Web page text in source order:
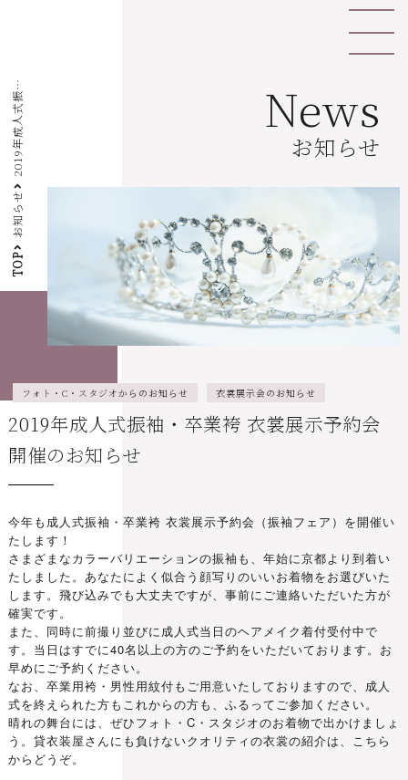
News
お知らせ
TOP
お知らせ
振
せ
フォト・C・スタジオからのお知らせ 衣裳展示会のお知らせ
2019年成人式振袖・卒業袴 衣裳展示予約会
開催のお知らせ
今年も成人式振袖・卒業袴 衣裳展示予約会（振袖フェア）を開催い
たします！
さまざまなカラーバリエーションの振袖も、年始に京都より到着い
たしました。あなたによく似合う顔写りのいいお着物をお選びいた
します。飛び込みでも大丈夫ですが、事前にご連絡いただいた方が
確実です。
また、同時に前撮り並びに成人式当日のヘアメイク着付受付中で
す。当日はすでに40名以上の方のご予約をいただいております。お
早めにご予約ください。
なお、卒業用袴・男性用紋付もご用意いたしておりますので、成人
式を終えられた方もこれからの方も、ふるってご参加ください。
晴れの舞台には、ぜひフォト・C・スタジオのお着物で出かけましょ
う。貸衣装屋さんにも負けないクオリティの衣裳の紹介は、
こちら
からどうぞ。